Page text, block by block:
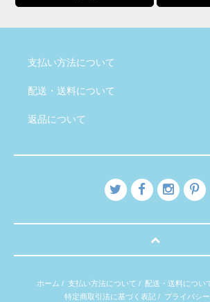
支払い方法について
配送・送料について
返品について
ホーム / 支払い方法について / 配送・送料につい
特定商取引法に基づく表記/ プライバシ